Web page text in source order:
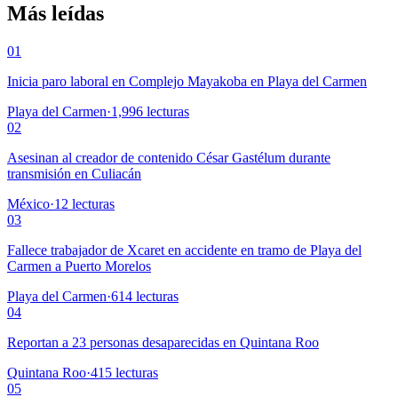
Más leídas
01
Inicia paro laboral en Complejo Mayakoba en Playa del Carmen
Playa del Carmen·1,996 lecturas
02
Asesinan al creador de contenido César Gastélum durante
transmisión en Culiacán
México·12 lecturas
03
Fallece trabajador de Xcaret en accidente en tramo de Playa del
Carmen a Puerto Morelos
Playa del Carmen·614 lecturas
04
Reportan a 23 personas desaparecidas en Quintana Roo
Quintana Roo·415 lecturas
05